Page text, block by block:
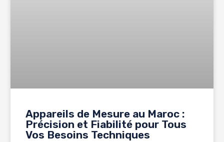
Appareils de Mesure au Maroc :
Précision et Fiabilité pour Tous
Vos Besoins Techniques